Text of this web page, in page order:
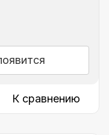
К сравнению